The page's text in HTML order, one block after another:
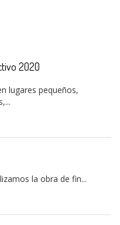
2020
lugares pequeños,
la obra de fin...